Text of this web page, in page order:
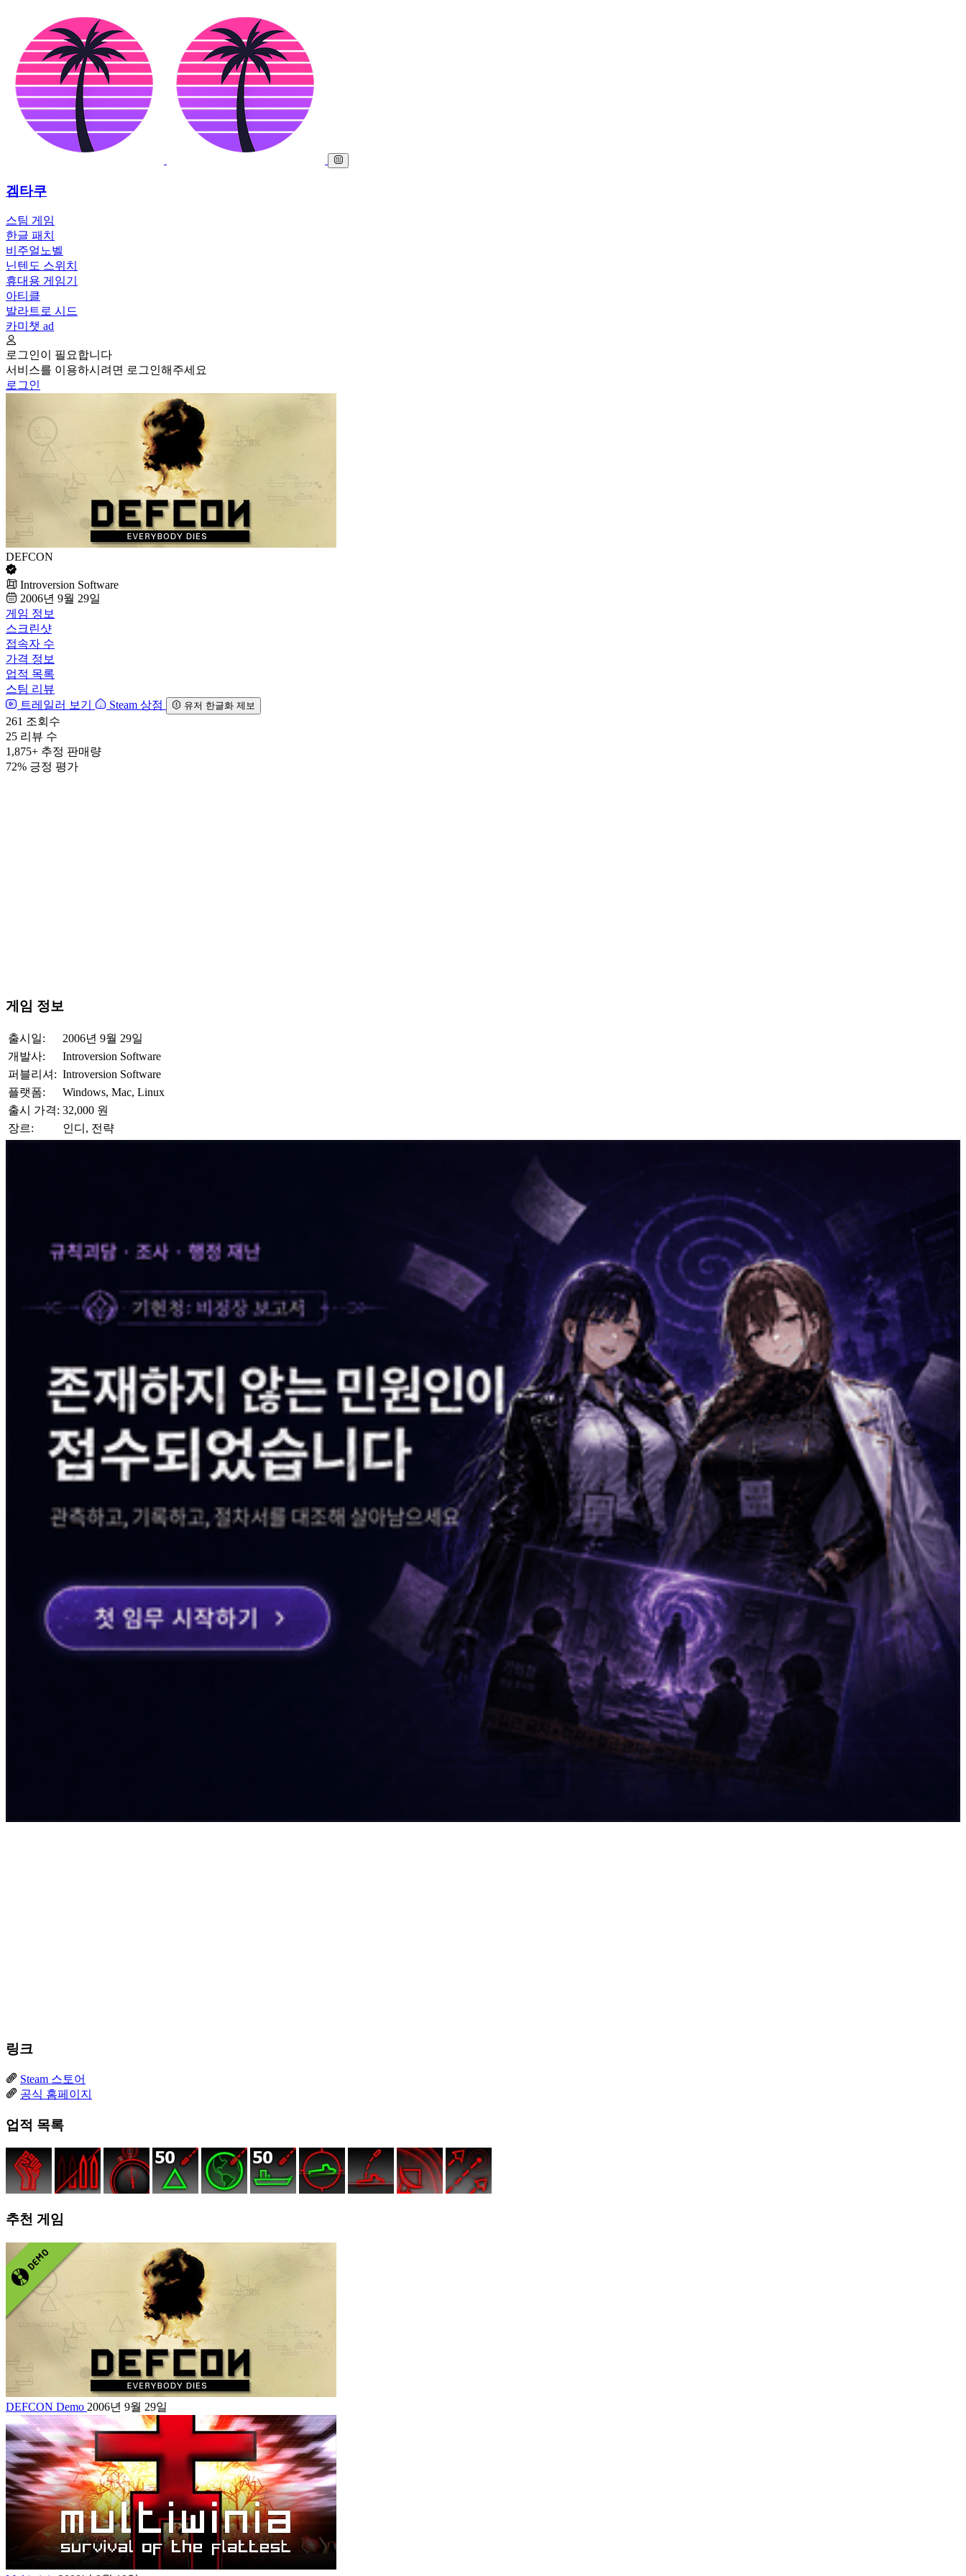
겜타쿠
스팀 게임
한글 패치
비주얼노벨
닌텐도 스위치
휴대용 게임기
아티클
발라트로 시드
카미챗 ad
로그인이 필요합니다
서비스를 이용하시려면 로그인해주세요
로그인
DEFCON
Introversion Software
2006년 9월 29일
게임 정보
스크린샷
접속자 수
가격 정보
업적 목록
스팀 리뷰
트레일러 보기
Steam 상점 유저 한글화 제보
261 조회수
25 리뷰 수
1,875+ 추정 판매량
72% 긍정 평가
게임 정보
출시일:
2006년 9월 29일
개발사:
Introversion Software
퍼블리셔: Introversion Software
플랫폼:
Windows, Mac, Linux
출시 가격: 32,000 원
장르:
인디, 전략
링크
Steam 스토어
공식 홈페이지
업적 목록
추천 게임
DEFCON Demo 2006년 9월 29일